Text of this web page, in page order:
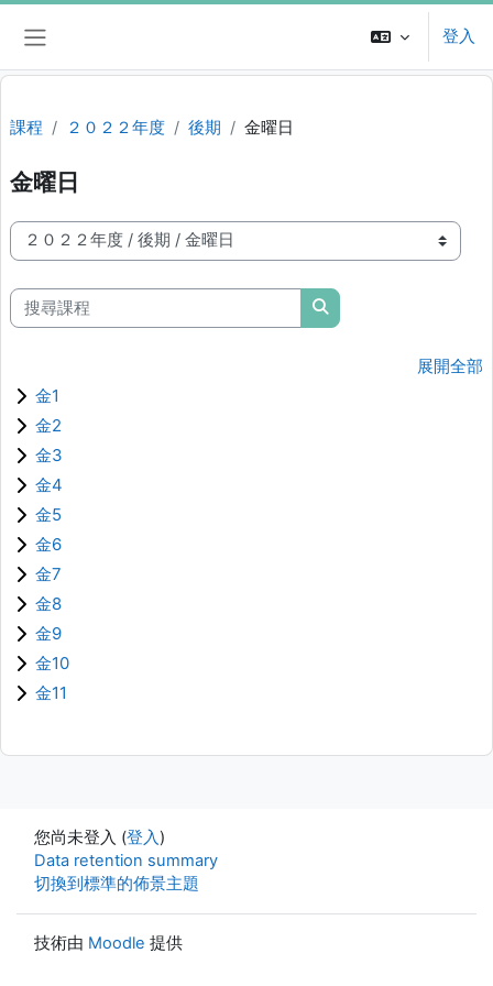
跳至主內容
登入
課程 ２０２２年度 後期 金曜日
金曜日
課程類別
搜尋課程
搜尋課程
展開全部
金1
金2
金3
金4
金5
金6
金7
金8
金9
金10
金11
您尚未登入 (登入)
Data retention summary
切換到標準的佈景主題
技術由 Moodle 提供